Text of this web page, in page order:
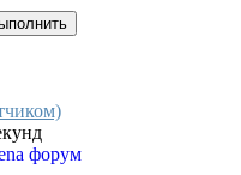
форум